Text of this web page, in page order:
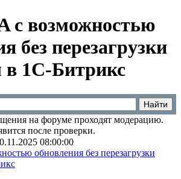
с возможностью
без перезагрузки
1C-Битрикс
на форуме проходят модерацию.
после проверки.
08:00:00
обновления без перезагрузки